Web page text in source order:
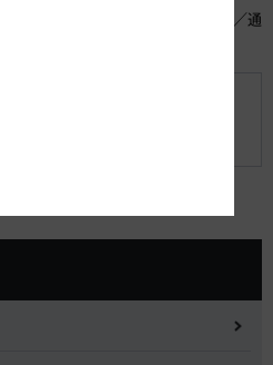
ヤルがご利用になれないお客さま／通